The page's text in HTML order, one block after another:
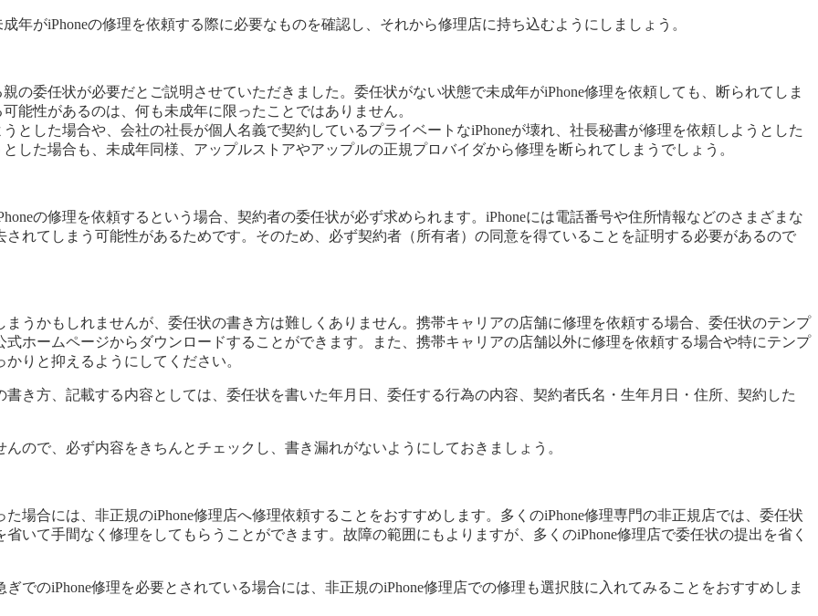
年がiPhoneの修理を依頼する際に必要なものを確認し、それから修理店に持ち込むようにしましょう。
の委任状が必要だとご説明させていただきました。委任状がない状態で未成年がiPhone修理を依頼しても、断られてしま
能性があるのは、何も未成年に限ったことではありません。
とした場合や、会社の社長が個人名義で契約しているプライベートなiPhoneが壊れ、社長秘書が修理を依頼しようとした
した場合も、未成年同様、アップルストアやアップルの正規プロバイダから修理を断られてしまうでしょう。
の修理を依頼するという場合、契約者の委任状が必ず求められます。iPhoneには電話番号や住所情報などのさまざまな
れてしまう可能性があるためです。そのため、必ず契約者（所有者）の同意を得ていることを証明する必要があるので
まうかもしれませんが、委任状の書き方は難しくありません。携帯キャリアの店舗に修理を依頼する場合、委任状のテンプ
ホームページからダウンロードすることができます。また、携帯キャリアの店舗以外に修理を依頼する場合や特にテンプ
りと抑えるようにしてください。
き方、記載する内容としては、委任状を書いた年月日、委任する行為の内容、契約者氏名・生年月日・住所、契約した
ので、必ず内容をきちんとチェックし、書き漏れがないようにしておきましょう。
場合には、非正規のiPhone修理店へ修理依頼することをおすすめします。多くのiPhone修理専門の非正規店では、委任状
いて手間なく修理をしてもらうことができます。故障の範囲にもよりますが、多くのiPhone修理店で委任状の提出を省く
でのiPhone修理を必要とされている場合には、非正規のiPhone修理店での修理も選択肢に入れてみることをおすすめしま